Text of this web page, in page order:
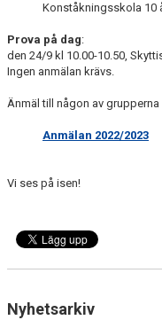
Konståkningsskola 10
Prova på dag:
den 24/9 kl 10.00-10.50,
Ingen anmälan krävs.
Änmäl till någon av
Anmälan 2022/2023
Vi ses på isen!
Nyhetsarkiv